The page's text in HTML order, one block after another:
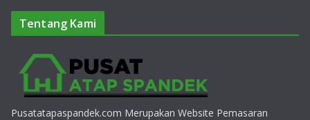
Tentang Kami
Pusatatapaspandek.com Merupakan Website Pemasaran